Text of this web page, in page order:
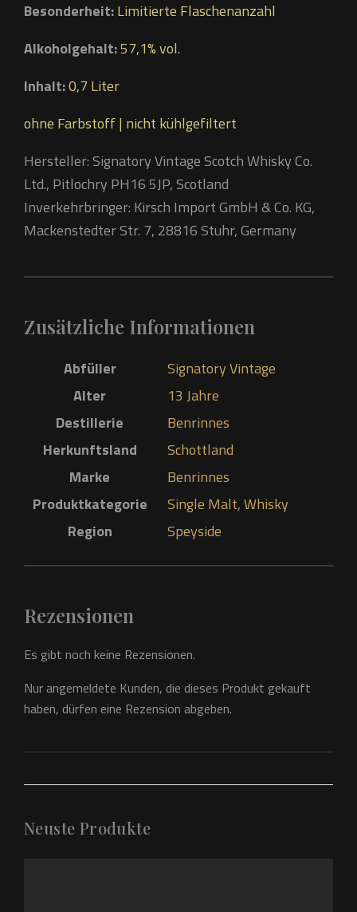
Besonderheit:Limitierte Flaschenanzahl
Alkoholgehalt:57,1% vol.
Inhalt:0,7 Liter
ohne Farbstoff | nicht kühlgefiltert
Hersteller: Signatory Vintage Scotch Whisky Co.
Ltd., Pitlochry PH16 5JP, Scotland
Inverkehrbringer: Kirsch Import GmbH & Co. KG,
Mackenstedter Str. 7, 28816 Stuhr, Germany
Zusätzliche Informationen
Abfüller
Signatory Vintage
Alter
13 Jahre
Destillerie
Benrinnes
Herkunftsland
Schottland
Marke
Benrinnes
Produktkategorie
Single Malt,Whisky
Region
Speyside
Rezensionen
Es gibt noch keine Rezensionen.
Nur angemeldete Kunden, die dieses Produkt gekauft
haben, dürfen eine Rezension abgeben.
Neuste Produkte